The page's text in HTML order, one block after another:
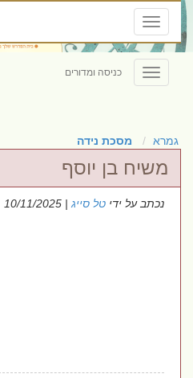
Toggle
navigation
Toggle
navigation
כניסה ומדורים
גמרא מסכת נידה
משיח בן יוסף
נכתב על ידיטל סייג| 10/11/2025